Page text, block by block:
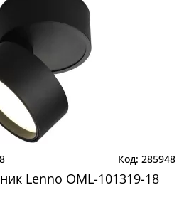
285948
Lenno OML-101319-18